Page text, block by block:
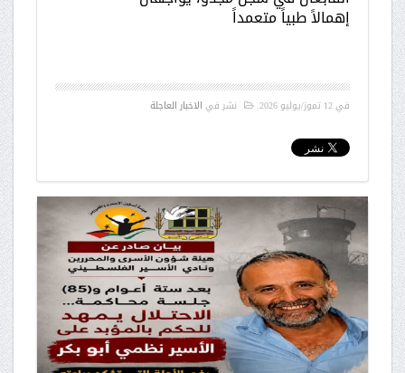
إهمالاً طبياً متعمداً
في12 تموز/يوليو 2026 . نشر في الاخبار العاجلة